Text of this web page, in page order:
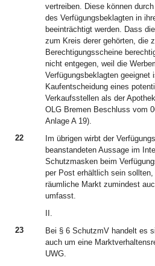
vertreiben. Diese können
des Verfügungsbeklagten in
beeinträchtigt werden. Dass
zum Kreis derer gehörten, die
Berechtigungsscheine
nicht entgegen, weil die
Verfügungsbeklagten geeignet
Kaufentscheidung eines
Verkaufsstellen als der
OLG Bremen Beschluss vom
Anlage A 19).
22
Im übrigen wirbt der
beanstandeten Aussage im
Schutzmasken beim
per Post erhältlich sein
räumliche Markt zumindest
umfasst.
II.
23
Bei § 6 SchutzmV handelt es
auch um eine
UWG.